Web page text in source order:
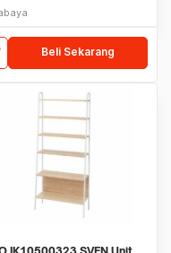
Beli Sekarang